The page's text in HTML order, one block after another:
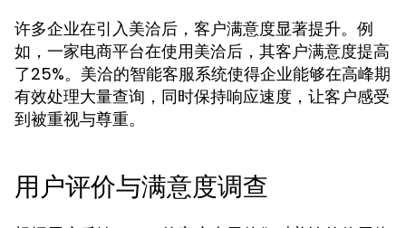
许多企业在引入美洽后，客户满意度显著提升。例
如，一家电商平台在使用美洽后，其客户满意度提高
了25%。美洽的智能客服系统使得企业能够在高峰期
有效处理大量查询，同时保持响应速度，让客户感受
到被重视与尊重。
用户评价与满意度调查